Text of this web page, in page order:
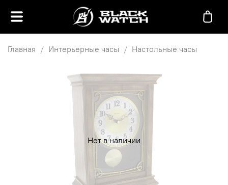
Главная Интерьерные часы Настольные часы
Нет в наличии